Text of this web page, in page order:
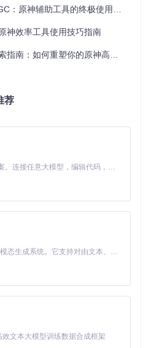
，提供敌方弱点分析、技能连招
家做出更优决策，既保留操作乐
降低操作门槛，缩短新手期适应
技能预警，提升团队协作效率
线，确保活动奖励最大化获取
与安全运行机制
核心功能模块包括事件管理、
通过标准化接口通信，既保证功
转。这种架构使工具具备良好的
架快速添加新功能。
原神辅助工具的终极使用指南
神效率工具使用技巧指南
：如何重塑你的原神高效体验
荐
Claude Code 的开源替代方案。连接任意大模型，编辑代码，运行命令，自动验证 — 全自动执行。用 Rust 构建，极致性能。 ｜ An open-source alternative to Claude Code. Connect any LLM, edit code, run commands, and verify changes — autonomously. Built in Rust for speed. Get Started
MiniMax H3 是一个通用的全模态生成系统。它支持对由文本、图像、视频和音频组成的多模态上下文进行统一理解，并能生成分辨率高达 2K、时长可达 15 秒的带原生立体声音频的视频。得益于面向任务泛化的系统设计，H3 在预训练阶段就已具备广泛的多模态上下文理解与生成能力，能够出色地执行复杂的多模态指令。
文本大模型训练数据合成框架